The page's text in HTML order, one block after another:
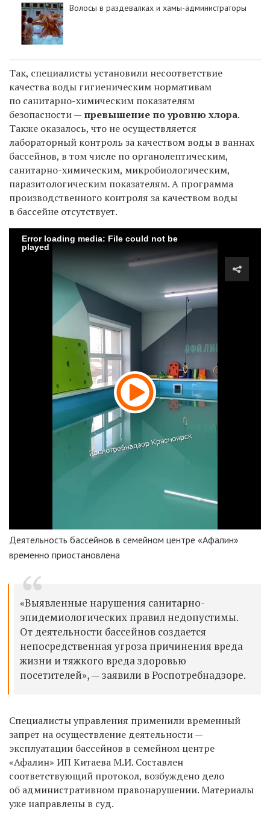
Волосы в раздевалках и хамы-администраторы
Так, специалисты установили несоответствие
качества воды гигиеническим нормативам
по санитарно-химическим показателям
безопасности — превышение по уровню хлора.
Также оказалось, что не осуществляется
лабораторный контроль за качеством воды в ваннах
бассейнов, в том числе по органолептическим,
санитарно-химическим, микробиологическим,
паразитологическим показателям. А программа
производственного контроля за качеством воды
в бассейне отсутствует.
Error loading media: File could not be
played
Деятельность бассейнов в семейном центре «Афалин»
временно приостановлена
«Выявленные нарушения санитарно-
эпидемиологических правил недопустимы.
От деятельности бассейнов создается
непосредственная угроза причинения вреда
жизни и тяжкого вреда здоровью
посетителей», — заявили в Роспотребнадзоре.
Специалисты управления применили временный
запрет на осуществление деятельности —
эксплуатации бассейнов в семейном центре
«Афалин» ИП Китаева М.И. Составлен
соответствующий протокол, возбуждено дело
об административном правонарушении.Материалы
уже направлены в суд.